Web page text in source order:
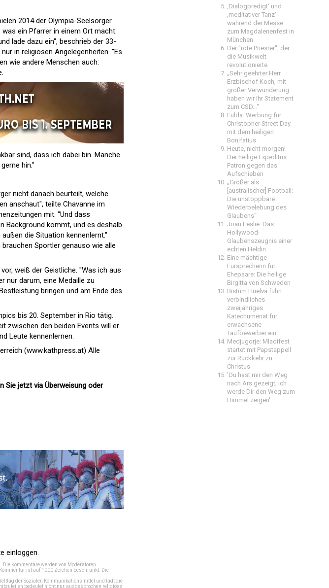
2014 der Olympia-Seelsorger
ein Pfarrer in einem Ort macht:
lade dazu ein", beschrieb der 33-
in religiösen Angelegenheiten. "Es
wie andere Menschen auch:
sind, dass ich dabei bin. Manche
hin."
nicht danach beurteilt, welche
anschaut", teilte Chavanne im
mit. "Und dass
Background kommt, und es deshalb
die Situation kennenlernt."
Sportler genauso wie alle
weiß der Geistliche. "Was ich aus
nur darum, eine Medaille zu
bringen und am Ende des
bis 20. September in Rio tätig.
zwischen den beiden Events will er
Leute kennenlernen.
(www.kathpress.at) Alle
Sie jetzt via Überweisung oder
einloggen.
. Die Kommentare werden von Moderatoren
ist auf 1000 Zeichen beschränkt. Die
der Sozialen Kommunikationsmittel und lädt die
bedeutet nicht nur, ausgesprochen religiöse
‚Dialogpredigt‘ und
‚meditativer Tanz’
während der Messe
zum Magdalenenfest in
München
Der "rote Priester", der
die Musikwelt
revolutionierte
„Sehr geehrter Herr
Erzbischof Koch, mit
großer Verwunderung
haben wir Ihr Statement
zum CSD…“
Fulda: Werbung für
Christopher Street Day
mit dem heiligen
Bonifatius
Heute, nicht morgen!
Der heilige Expeditus –
Patron gegen das
Aufschieben
„Größer als
[australischer] Football:
Die unstoppbare
Wiederbelebung des
Glaubens“
Joan Leslie: Das
Hollywood-
Glaubenszeugnis einer
echten Heldin
Eine mächtige
Fürsprecherin für
Ehepaare: Die heilige
Birgitta von Schweden
Bistum Huelva führt
verbindliches
zweijähriges
Katechumenat für
erwachsene
Taufbewerber ein
Medjugorje: Mladifest
startet mit Papstappell
zur Rückkehr zu
Christus
'Du hast mir den Weg
nach Ars gezeigt; ich
werde Dir den Weg zum
Himmel zeigen'